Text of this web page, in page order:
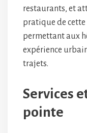
restaurants, et
pratique de
permettant aux
expérience
trajets.
Services
pointe